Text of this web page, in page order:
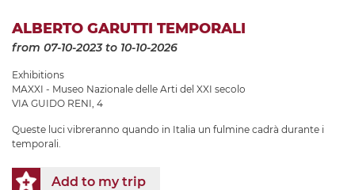
ALBERTO GARUTTI TEMPORALI
from 07-10-2023to 10-10-2026
Exhibitions
MAXXI - Museo Nazionale delle Arti del XXI secolo
VIA GUIDO RENI, 4
Queste luci vibreranno quando in Italia un fulmine cadrà durante i
temporali.
Add to my trip